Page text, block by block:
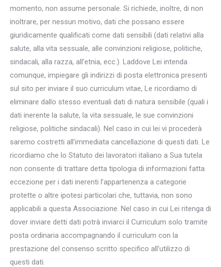
momento, non assume personale. Si richiede, inoltre, di non
inoltrare, per nessun motivo, dati che possano essere
giuridicamente qualificati come dati sensibili (dati relativi alla
salute, alla vita sessuale, alle convinzioni religiose, politiche,
sindacali, alla razza, all’etnia, ecc.). Laddove Lei intenda
comunque, impiegare gli indirizzi di posta elettronica presenti
sul sito per inviare il suo curriculum vitae, Le ricordiamo di
eliminare dallo stesso eventuali dati di natura sensibile (quali i
dati inerente la salute, la vita sessuale, le sue convinzioni
religiose, politiche sindacali). Nel caso in cui lei vi procederà
saremo costretti all’immediata cancellazione di questi dati. Le
ricordiamo che lo Statuto dei lavoratori italiano a Sua tutela
non consente di trattare detta tipologia di informazioni fatta
eccezione per i dati inerenti l’appartenenza a categorie
protette o altre ipotesi particolari che, tuttavia, non sono
applicabili a questa Associazione. Nel caso in cui Lei ritenga di
dover inviare detti dati potrà inviarci il Curriculum solo tramite
posta ordinaria accompagnando il curriculum con la
prestazione del consenso scritto specifico all’utilizzo di
questi dati.